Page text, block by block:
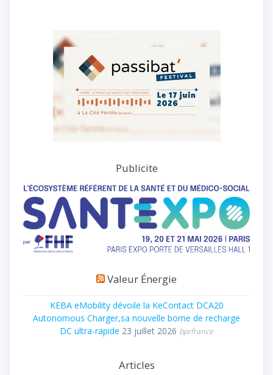
Publicite
Valeur Énergie
KEBA eMobility dévoile la KeContact DCA20
Autonomous Charger,sa nouvelle borne de recharge
DC ultra-rapide 23 juillet 2026 bprfrance
Articles